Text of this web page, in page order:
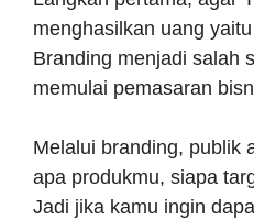
menghasilkan uang
Branding menjadi salah
memulai pemasaran
Melalui branding, publik
apa produkmu, siapa
Jadi jika kamu ingin